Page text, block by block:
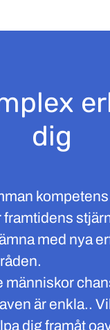
dig
framtidens
med nya
människor
är enkla..
dig framåt